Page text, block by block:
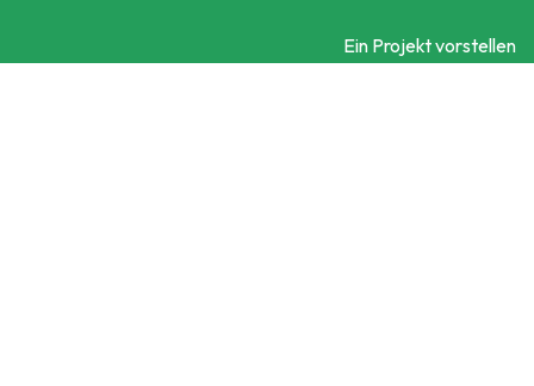
Ein Projekt vorstellen